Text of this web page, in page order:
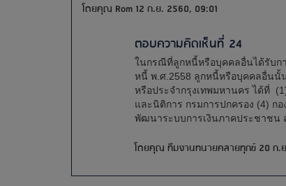
โดยคุณ Rom 12 ก.ย. 2560, 09:01
ตอบความคิดเห็นที่ 24
ในกรณีที่ลูกหนี้หรือบุคคลอื่นได้รับก
หนี้ พ.ศ.2558 ลูกหนี้หรือบุคคลอื่นนั้
หรือประจำกรุงเทพมหานคร ได้ที่
และนิติการ กรมการปกครอง (4)
พัฒนาระบบการเงินภาคประชาชน
โดยคุณ ทีมงานทนายคลายทุกข์ 20 ก.